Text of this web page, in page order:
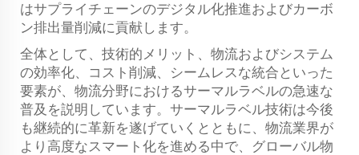
はサプライチェーンのデジタル化推進およびカーボ
ン排出量削減に貢献します。
全体として、技術的メリット、物流およびシステム
の効率化、コスト削減、シームレスな統合といった
要素が、物流分野におけるサーマルラベルの急速な
普及を説明しています。サーマルラベル技術は今後
も継続的に革新を遂げていくとともに、物流業界が
より高度なスマート化を進める中で、グローバル物